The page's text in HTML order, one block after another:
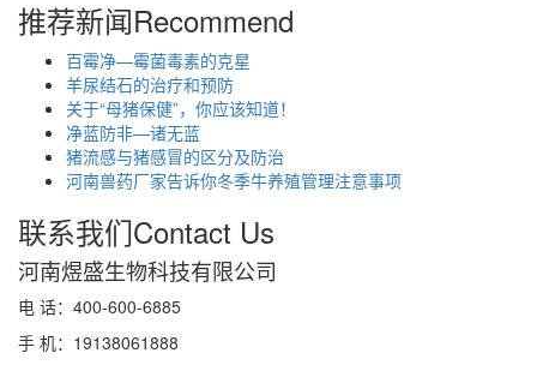
推荐新闻Recommend
百霉净—霉菌毒素的克星
羊尿结石的治疗和预防
关于“母猪保健”，你应该知道！
净蓝防非—诸无蓝
猪流感与猪感冒的区分及防治
河南兽药厂家告诉你冬季牛养殖管理注意事项
联系我们Contact Us
河南煜盛生物科技有限公司
电 话：400-600-6885
手 机：19138061888